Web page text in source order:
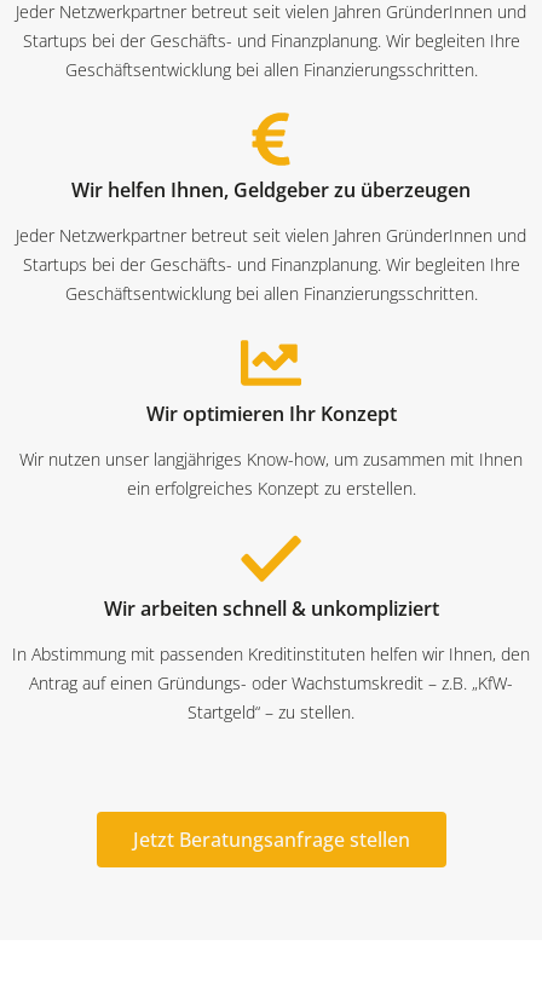
Jeder Netzwerkpartner betreut seit vielen Jahren GründerInnen und
Startups bei der Geschäfts- und Finanzplanung. Wir begleiten Ihre
Geschäftsentwicklung bei allen Finanzierungsschritten.
Wir helfen Ihnen, Geldgeber zu überzeugen
Jeder Netzwerkpartner betreut seit vielen Jahren GründerInnen und
Startups bei der Geschäfts- und Finanzplanung. Wir begleiten Ihre
Geschäftsentwicklung bei allen Finanzierungsschritten.
Wir optimieren Ihr Konzept
Wir nutzen unser langjähriges Know-how, um zusammen mit Ihnen
ein erfolgreiches Konzept zu erstellen.
Wir arbeiten schnell & unkompliziert
In Abstimmung mit passenden Kreditinstituten helfen wir Ihnen, den
Antrag auf einen Gründungs- oder Wachstumskredit – z.B. „KfW-
Startgeld“ – zu stellen.
Jetzt Beratungsanfrage stellen